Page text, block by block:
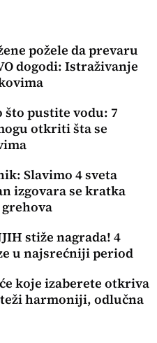
požele da prevaru
dogodi: Istraživanje
što pustite vodu: 7
otkriti šta se
Slavimo 4 sveta
izgovara se kratka
stiže nagrada! 4
u najsrećniji period
koje izaberete otkriva
harmoniji, odlučna